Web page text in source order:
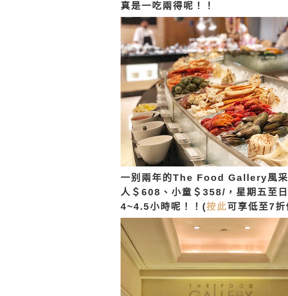
真是一吃兩得呢！！
一别兩年的The Food Gallery風采
人＄608、小童＄358/，星期五至
4~4.5小時呢！！(按此可享低至7折